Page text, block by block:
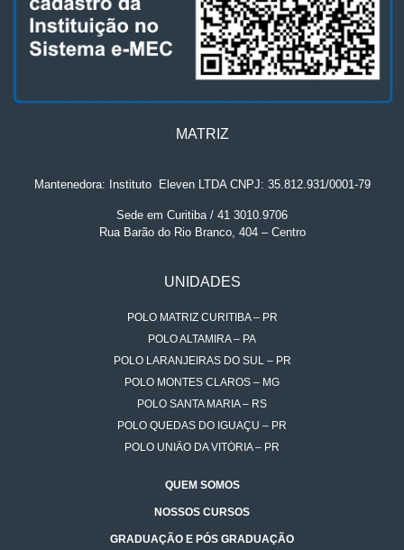
MATRIZ
Mantenedora: Instituto. Eleven LTDA CNPJ: 35.812.931/0001-79
Sede em Curitiba / 41 3010.9706
Rua Barão do Rio Branco, 404 – Centro
UNIDADES
POLO MATRIZ CURITIBA – PR
POLO ALTAMIRA – PA
POLO LARANJEIRAS DO SUL – PR
POLO MONTES CLAROS – MG
POLO SANTA MARIA – RS
POLO QUEDAS DO IGUAÇU – PR
POLO UNIÃO DA VITÓRIA – PR
QUEM SOMOS
NOSSOS CURSOS
GRADUAÇÃO E PÓS GRADUAÇÃO